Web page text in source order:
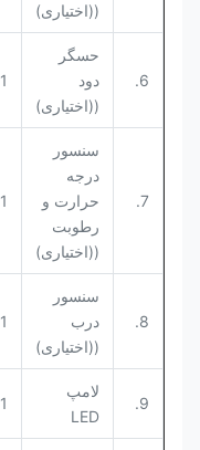
((اختیاری)
6.
حسگر
دود
((اختیاری)
1
7.
سنسور
درجه
حرارت و
رطوبت
((اختیاری)
1
8.
سنسور
درب
((اختیاری)
1
9.
لامپ
LED
1